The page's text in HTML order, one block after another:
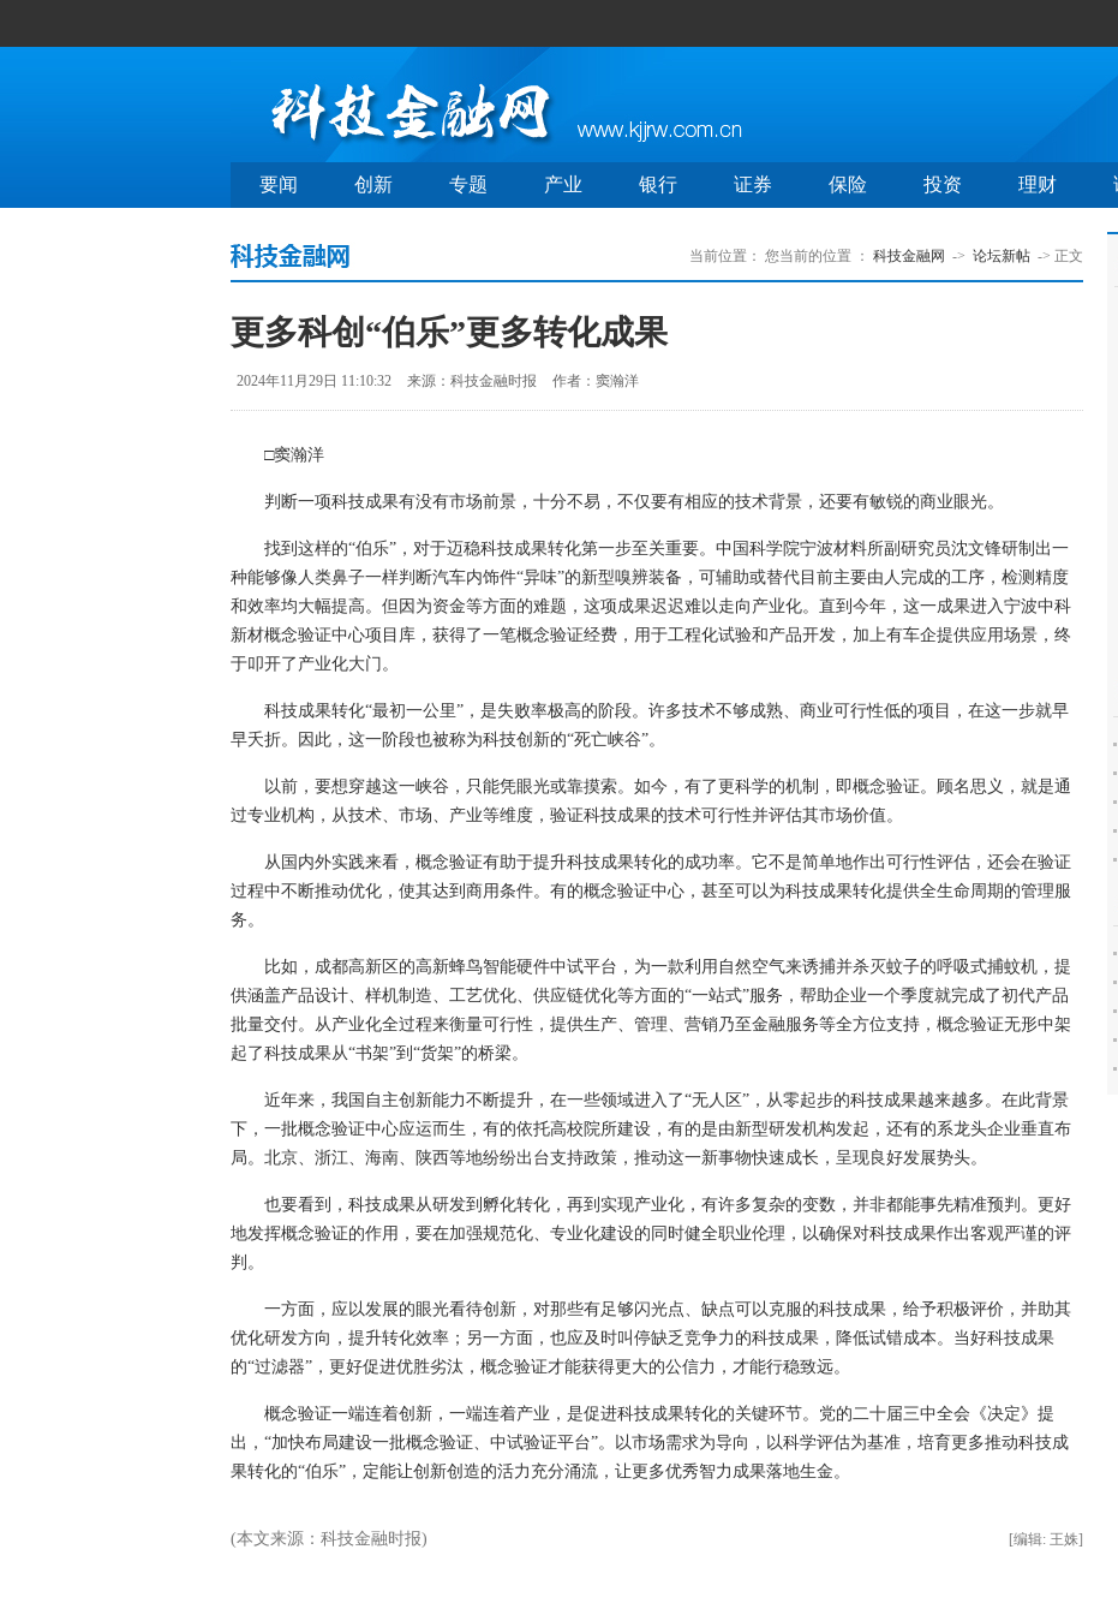
要闻 创新 专题 产业 银行 证券 保险 投资 理财
当前位置： 您当前的位置 ： 科技金融网 -> 论坛新帖 -> 正文
更多科创“伯乐”更多转化成果
2024年11月29日 11:10:32 来源：科技金融时报 作者：窦瀚洋
□窦瀚洋
判断一项科技成果有没有市场前景，十分不易，不仅要有相应的技术背景，还要有敏锐的商业眼光。
找到这样的“伯乐”，对于迈稳科技成果转化第一步至关重要。中国科学院宁波材料所副研究员沈文锋研制出一
种能够像人类鼻子一样判断汽车内饰件“异味”的新型嗅辨装备，可辅助或替代目前主要由人完成的工序，检测精度
和效率均大幅提高。但因为资金等方面的难题，这项成果迟迟难以走向产业化。直到今年，这一成果进入宁波中科
新材概念验证中心项目库，获得了一笔概念验证经费，用于工程化试验和产品开发，加上有车企提供应用场景，终
于叩开了产业化大门。
科技成果转化“最初一公里”，是失败率极高的阶段。许多技术不够成熟、商业可行性低的项目，在这一步就早
早夭折。因此，这一阶段也被称为科技创新的“死亡峡谷”。
以前，要想穿越这一峡谷，只能凭眼光或靠摸索。如今，有了更科学的机制，即概念验证。顾名思义，就是通
过专业机构，从技术、市场、产业等维度，验证科技成果的技术可行性并评估其市场价值。
从国内外实践来看，概念验证有助于提升科技成果转化的成功率。它不是简单地作出可行性评估，还会在验证
过程中不断推动优化，使其达到商用条件。有的概念验证中心，甚至可以为科技成果转化提供全生命周期的管理服
务。
比如，成都高新区的高新蜂鸟智能硬件中试平台，为一款利用自然空气来诱捕并杀灭蚊子的呼吸式捕蚊机，提
供涵盖产品设计、样机制造、工艺优化、供应链优化等方面的“一站式”服务，帮助企业一个季度就完成了初代产品
批量交付。从产业化全过程来衡量可行性，提供生产、管理、营销乃至金融服务等全方位支持，概念验证无形中架
起了科技成果从“书架”到“货架”的桥梁。
近年来，我国自主创新能力不断提升，在一些领域进入了“无人区”，从零起步的科技成果越来越多。在此背景
下，一批概念验证中心应运而生，有的依托高校院所建设，有的是由新型研发机构发起，还有的系龙头企业垂直布
局。北京、浙江、海南、陕西等地纷纷出台支持政策，推动这一新事物快速成长，呈现良好发展势头。
也要看到，科技成果从研发到孵化转化，再到实现产业化，有许多复杂的变数，并非都能事先精准预判。更好
地发挥概念验证的作用，要在加强规范化、专业化建设的同时健全职业伦理，以确保对科技成果作出客观严谨的评
判。
一方面，应以发展的眼光看待创新，对那些有足够闪光点、缺点可以克服的科技成果，给予积极评价，并助其
优化研发方向，提升转化效率；另一方面，也应及时叫停缺乏竞争力的科技成果，降低试错成本。当好科技成果
的“过滤器”，更好促进优胜劣汰，概念验证才能获得更大的公信力，才能行稳致远。
概念验证一端连着创新，一端连着产业，是促进科技成果转化的关键环节。党的二十届三中全会《决定》提
出，“加快布局建设一批概念验证、中试验证平台”。以市场需求为导向，以科学评估为基准，培育更多推动科技成
果转化的“伯乐”，定能让创新创造的活力充分涌流，让更多优秀智力成果落地生金。
[编辑: 王姝]
(本文来源：科技金融时报)